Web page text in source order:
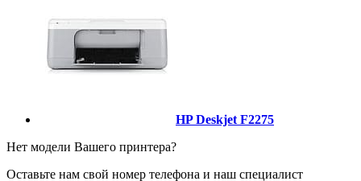
HP Deskjet F2275
Нет модели Вашего принтера?
Оставьте нам свой номер телефона и наш специалист